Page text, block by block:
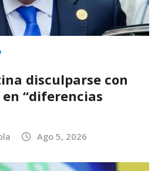
disculparse con
“diferencias
Ago 5, 2026